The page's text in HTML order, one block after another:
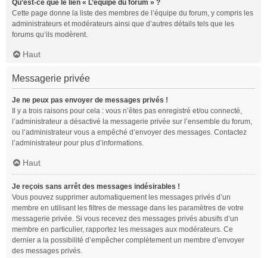
Qu’est-ce que le lien « L’équipe du forum » ?
Cette page donne la liste des membres de l’équipe du forum, y compris les
administrateurs et modérateurs ainsi que d’autres détails tels que les
forums qu’ils modèrent.
Haut
Messagerie privée
Je ne peux pas envoyer de messages privés !
Il y a trois raisons pour cela : vous n’êtes pas enregistré et/ou connecté,
l’administrateur a désactivé la messagerie privée sur l’ensemble du forum,
ou l’administrateur vous a empêché d’envoyer des messages. Contactez
l’administrateur pour plus d’informations.
Haut
Je reçois sans arrêt des messages indésirables !
Vous pouvez supprimer automatiquement les messages privés d’un
membre en utilisant les filtres de message dans les paramètres de votre
messagerie privée. Si vous recevez des messages privés abusifs d’un
membre en particulier, rapportez les messages aux modérateurs. Ce
dernier a la possibilité d’empêcher complètement un membre d’envoyer
des messages privés.